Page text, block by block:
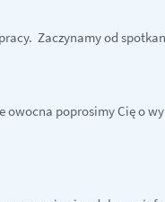
Zaczynamy od
owocna poprosimy Cię o